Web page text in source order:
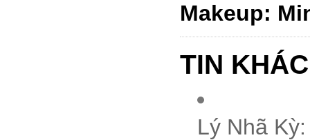
Makeup:
TIN KHÁC
Lý Nhã